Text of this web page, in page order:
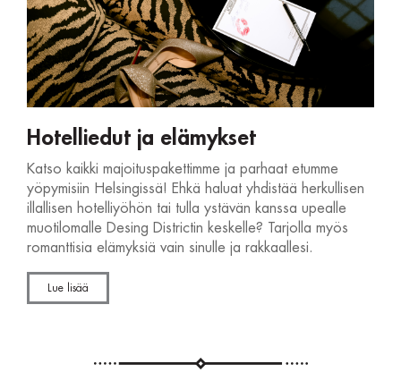
Hotelliedut ja elämykset
Katso kaikki majoituspakettimme ja parhaat etumme
yöpymisiin Helsingissä! Ehkä haluat yhdistää herkullisen
illallisen hotelliyöhön tai tulla ystävän kanssa upealle
muotilomalle Desing Districtin keskelle? Tarjolla myös
romanttisia elämyksiä vain sinulle ja rakkaallesi.
Lue lisää